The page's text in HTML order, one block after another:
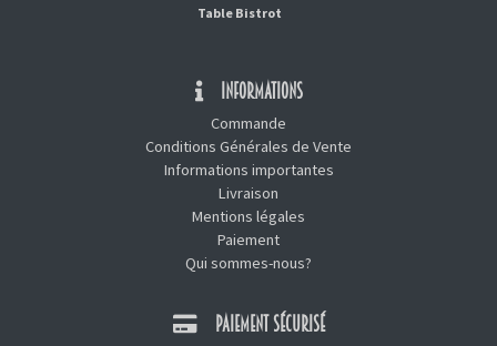
Table Bistrot
INFORMATIONS
Commande
Conditions Générales de Vente
Informations importantes
Livraison
Mentions légales
Paiement
Qui sommes-nous?
PAIEMENT SÉCURISÉ